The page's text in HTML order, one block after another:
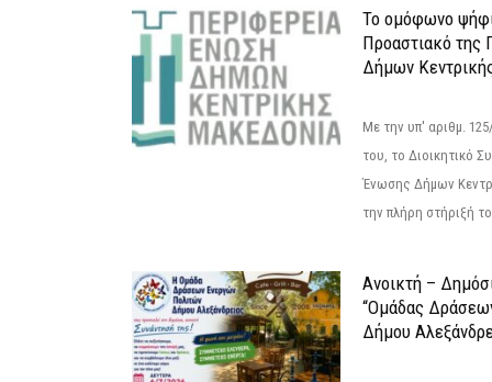
Το ομόφωνο
Προαστιακό της
Δήμων
Με την υπ' αριθμ.
του, το Διοικητικό
Ένωσης Δήμων
την πλήρη στήριξή
Ανοικτή –
“Ομάδας
Δήμου